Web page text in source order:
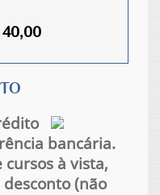
40,00
bancária.
à vista,
(não